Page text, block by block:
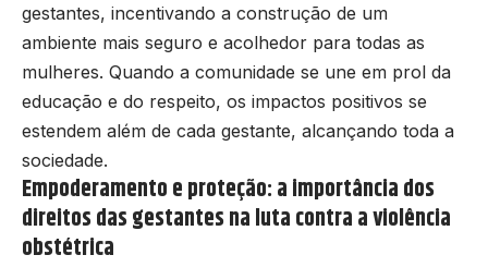
gestantes, incentivando a construção de um
ambiente mais seguro e acolhedor para todas as
mulheres. Quando a comunidade se une em prol da
educação e do respeito, os impactos positivos se
estendem além de cada gestante, alcançando toda a
sociedade.
Empoderamento e proteção: a importância dos
direitos das gestantes na luta contra a violência
obstétrica